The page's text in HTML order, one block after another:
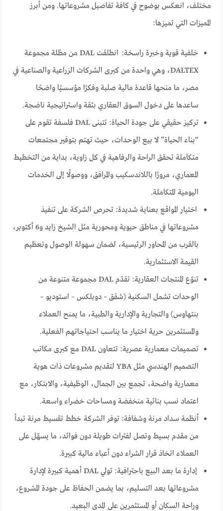
مختلف، انعكس بوضوح في كافة تفاصيل مشروعاتها. ومن أبرز
المميزات التي تميزها:
خلفية قوية وخبرة راسخة: انطلقت DAL من مظلة مجموعة
DALTEX، وهي واحدة من كبرى الشركات الزراعية والصناعية في
مصر، ما منحها قاعدة مالية صلبة وفكرًا مؤسسيًا واضحًا
ساعدها على دخول السوق العقاري بثقة واستراتيجية ناضجة.
تركيز حقيقي على جودة الحياة: تتبنى DAL فلسفة تقوم على
“بناء الحياة” لا بيع الوحدات، حيث تهتم بتوفير مجتمعات
متكاملة تحقق الراحة والرفاهية في كل زاوية، بداية من التخطيط
المعماري، مرورًا باللاندسكيب والمرافق، ووصولًا إلى الخدمات
اليومية المتكاملة.
اختيار المواقع بعناية شديدة: تحرص الشركة على تنفيذ
مشروعاتها في مناطق حيوية ومحورية مثل الشيخ زايد و6 أكتوبر،
بالقرب من المحاور الرئيسية، لضمان سهولة الوصول وتعظيم
القيمة الاستثمارية.
تنوّع المنتجات العقارية: تقدّم DAL مجموعة متنوعة من
الوحدات تشمل السكنية (شقق – دوبلكس – استوديو –
بنتهاوس) والتجارية والإدارية والطبية، ما يمنح العملاء
والمستثمرين حرية اختيار ما يناسب احتياجاتهم الفعلية.
تصميمات معمارية عصرية: تتعاون DAL مع كبرى مكاتب
التصميم الهندسي مثل YBA لتقديم مشروعات ذات هوية
معمارية واضحة، تجمع بين الجمال، الوظيفية، والابتكار، مع
اعتماد نسب بنائية منخفضة ومساحات خضراء واسعة.
أنظمة سداد مرنة وشفافة: توفر الشركة خطط تقسيط مرنة تبدأ
من مقدم بسيط وتصل لفترات طويلة دون فوائد، ما يسهّل على
العملاء اتخاذ قرار الشراء دون أعباء مالية كبيرة.
إدارة ما بعد البيع باحترافية: تولي DAL أهمية كبيرة لإدارة
مشروعاتها بعد التسليم، بما يضمن الحفاظ على جودة المشروع،
وراحة السكان أو المستثمرين على المدى البعيد.